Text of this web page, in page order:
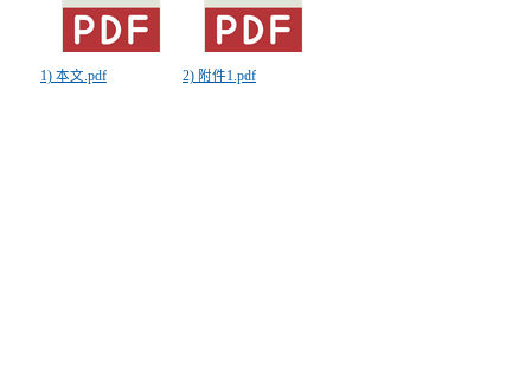
1) 本文.pdf 2) 附件1.pdf